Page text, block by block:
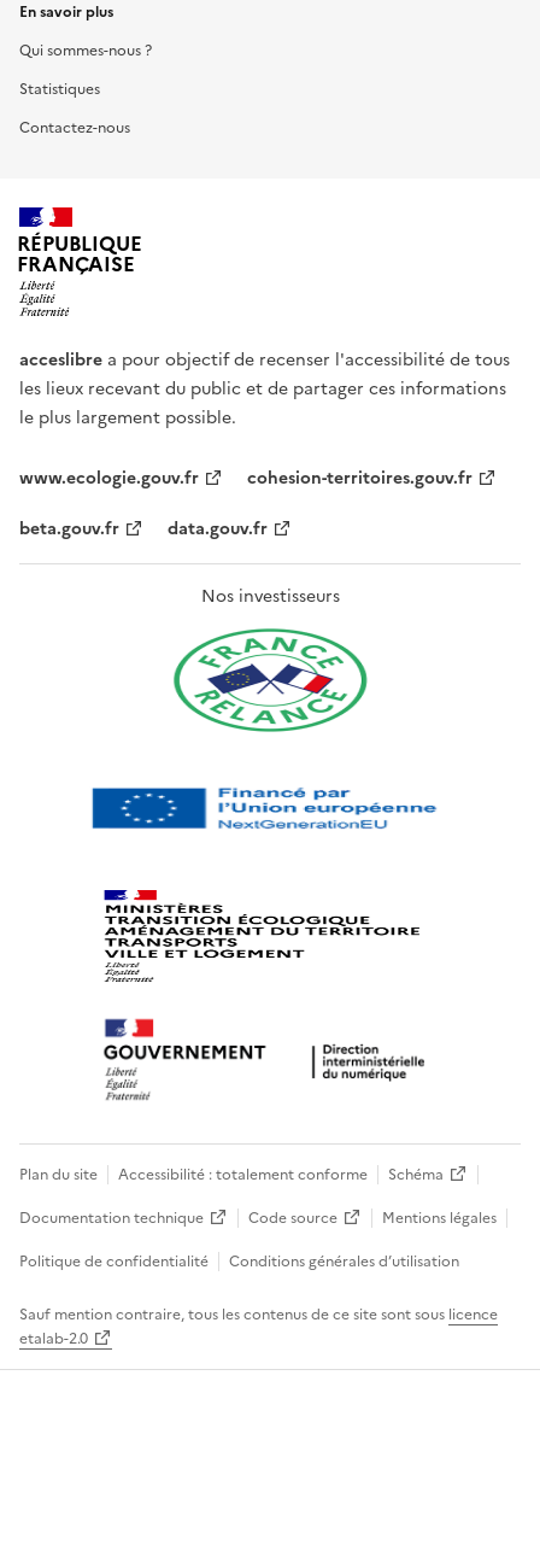
En savoir plus
Qui sommes-nous ?
Statistiques
Contactez-nous
RÉPUBLIQUE
FRANÇAISE
acceslibre a pour objectif de recenser l'accessibilité de tous
les lieux recevant du public et de partager ces informations
le plus largement possible.
www.ecologie.gouv.fr
cohesion-territoires.gouv.fr
beta.gouv.fr
data.gouv.fr
Nos investisseurs
Plan du site Accessibilité : totalement conforme
Schéma
Documentation technique
Code source
Mentions légales
Politique de confidentialité
Conditions générales d’utilisation
Sauf mention contraire, tous les contenus de ce site sont sous licence
etalab-2.0